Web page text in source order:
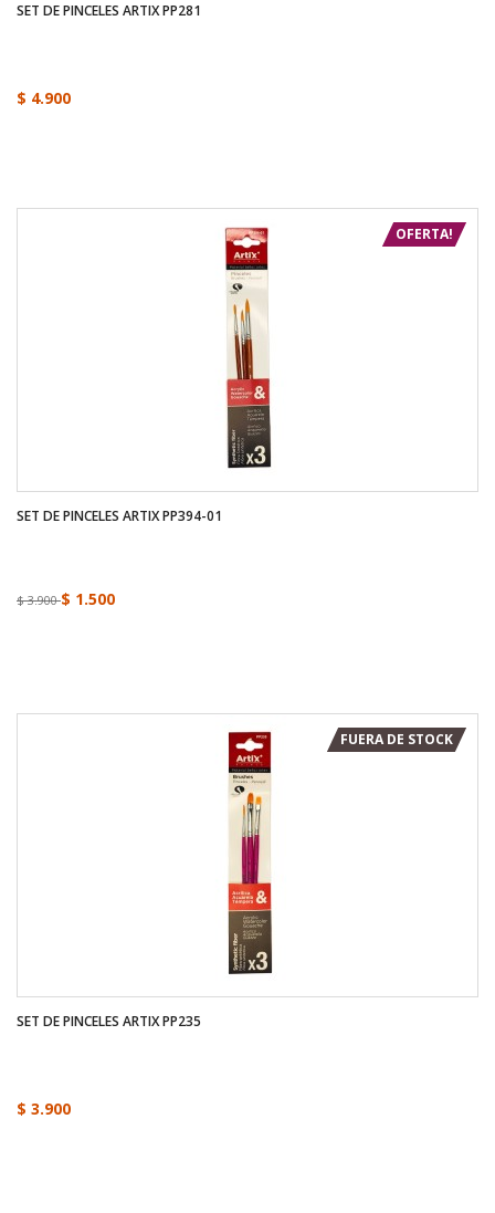
SET DE PINCELES ARTIX PP281
$ 4.900
OFERTA!
SET DE PINCELES ARTIX PP394-01
$ 3.900$ 1.500
FUERA DE STOCK
SET DE PINCELES ARTIX PP235
$ 3.900